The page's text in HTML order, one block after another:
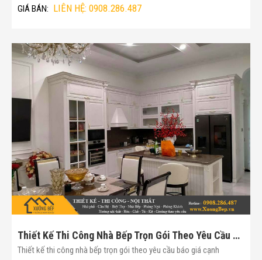
GIÁ BÁN: LIÊN HỆ: 0908.286.487
Thiết Kế Thi Công Nhà Bếp Trọn Gói Theo Yêu Cầu Báo Giá Cạnh Tranh(Mã :171)
Thiết kế thi công nhà bếp trọn gói theo yêu cầu báo giá cạnh